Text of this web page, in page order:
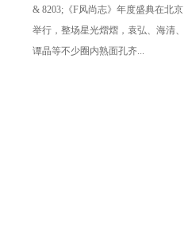
这状态要打满分
& 8203;《F风尚志》年度盛典在北京
举行，整场星光熠熠，袁弘、海清、
谭晶等不少圈内熟面孔齐...